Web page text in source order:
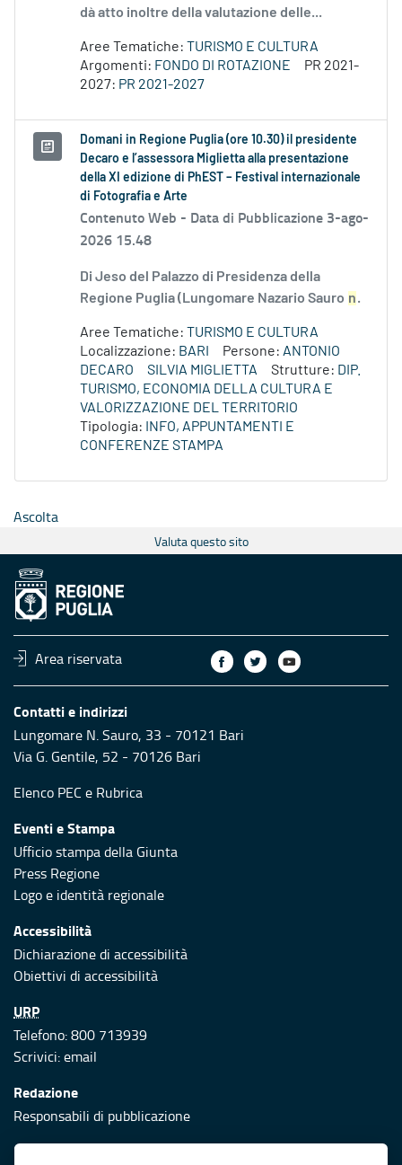
dà atto inoltre della valutazione delle...
Aree Tematiche: TURISMO E CULTURA
Argomenti: FONDO DI ROTAZIONE
PR 2021-
2027: PR 2021-2027
Domani in Regione Puglia (ore 10.30) il presidente
Decaro e l’assessora Miglietta alla presentazione
della XI edizione di PhEST – Festival internazionale
di Fotografia e Arte
Contenuto Web - Data di Pubblicazione 3-ago-
2026 15.48
Di Jeso del Palazzo di Presidenza della
Regione Puglia (Lungomare Nazario Sauro n.
Aree Tematiche: TURISMO E CULTURA
Localizzazione: BARI Persone: ANTONIO
DECARO
SILVIA MIGLIETTA Strutture: DIP.
TURISMO, ECONOMIA DELLA CULTURA E
VALORIZZAZIONE DEL TERRITORIO
Tipologia:
INFO, APPUNTAMENTI E
CONFERENZE STAMPA
Ascolta
Valuta questo sito
Area riservata
Contatti e indirizzi
Lungomare N. Sauro, 33 - 70121 Bari
Via G. Gentile, 52 - 70126 Bari
Elenco PEC e Rubrica
Eventi e Stampa
Ufficio stampa della Giunta
Press Regione
Logo e identità regionale
Accessibilità
Dichiarazione di accessibilità
Obiettivi di accessibilità
URP
Telefono: 800 713939
Scrivici:email
Redazione
Responsabili di pubblicazione
Protezione civile